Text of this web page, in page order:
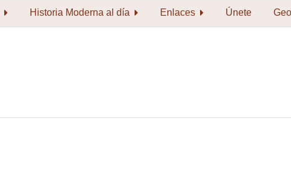
Historia Moderna al día Enlaces Únete